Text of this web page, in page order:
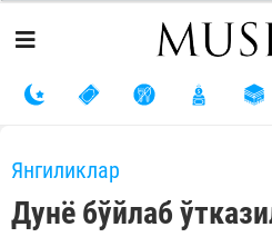
Янгиликлар
Дунё бўйлаб